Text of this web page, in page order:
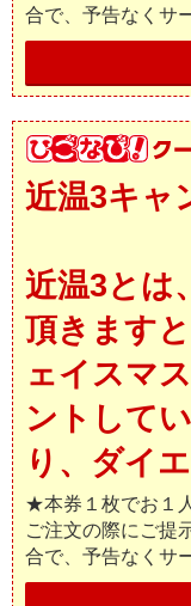
合で、予告なくサ
近温3キャ
近温3とは
頂きます
ェイスマ
ントして
り、ダイ
★本券１枚でお１
ご注文の際にご提
合で、予告なくサ